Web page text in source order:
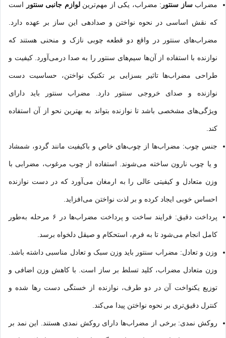
مضرابساز سنتور : مضراب، یکی از مهم‌ترینلوازم جانبی سنتور است
که نقش اساسی در نحوه نواختن و صدادهی این ساز بر عهده دارد.
مضراب‌های سنتور در واقع دو قطعه چوبی نازک و منحنی هستند که
نوازنده با استفاده از آن‌ها سیم‌های سنتور را به صدا درمی‌آورد. کیفیت و
طراحی مضراب‌ها تاثیر بسزایی بر تکنیک نواختن، حساسیت دست
نوازنده و صدای خروجی سنتور دارد. مضراب سنتور باید دارای
ویژگی‌های مشخصی باشد تا نوازنده بتواند به بهترین نحو از آن استفاده
کند.
جنس چوب: مضراب‌ها از چوب‌های خاص و باکیفیت مانند گردو، شمشاد
و یا چوب نارون ساخته می‌شوند. استفاده از چوب مرغوب، مضرابی با
وزن متعادل و کیفیتی عالی را به ارمغان می‌آورد که در دست نوازنده
احساس خوبی ایجاد کرده و بر لذت نواختن می‌افزاید.
پرداخت دقیق: فرایند ساخت و پرداخت مضراب‌ها در ۶ مرحله به‌طور
کامل انجام می‌شود تا به فرم، استحکام و صیقل دلخواه برسد.
وزن و تعادل: مضراب سنتور باید وزن سبک و تعادل مناسبی داشته باشد.
وزن متعادل مضراب، کلید تسلط بر ساز است. با کاهش وزن اضافی و
توزیع یکنواخت آن در دو طرف، نوازنده از خستگی دست رها شده و
کنترل دقیق‌تری بر نحوه نواختن پیدا می‌کند.
روکش نمدی: برخی از مضراب‌ها دارای روکش نمدی هستند. این نمد بر